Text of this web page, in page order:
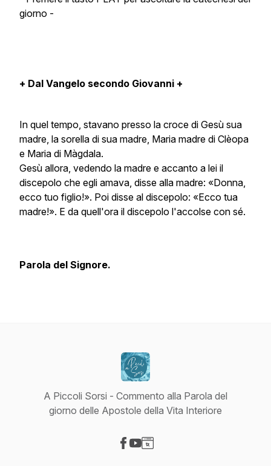
giorno -
+ Dal Vangelo secondo Giovanni +
In quel tempo, stavano presso la croce di Gesù sua
madre, la sorella di sua madre, Maria madre di Clèopa
e Maria di Màgdala.
Gesù allora, vedendo la madre e accanto a lei il
discepolo che egli amava, disse alla madre: «Donna,
ecco tuo figlio!». Poi disse al discepolo: «Ecco tua
madre!». E da quell'ora il discepolo l'accolse con sé.
Parola del Signore.
A Piccoli Sorsi - Commento alla Parola del
giorno delle Apostole della Vita Interiore